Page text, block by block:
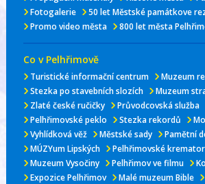
Fotogalerie
50 let Městské památkove
Promo video města
800 let města
Co v Pelhřimově
Turistické informační centrum
Muzeum
Stezka po stavebních slozích
Muzeum
Zlaté české ručičky
Průvodcovská služba
Pelhřimovské peklo
Stezka rekordů
Vyhlídková věž
Městské sady
Pamětní
MÚZYum Lipských
Pelhřimovské
Muzeum Vysočiny
Pelhřimov ve filmu
Expozice Pelhřimov
Malé muzeum Bible